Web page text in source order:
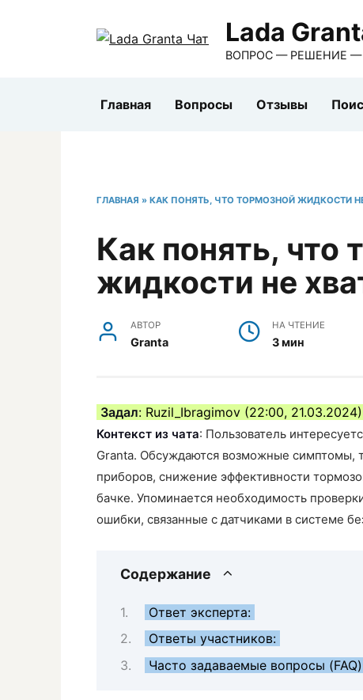
Lada
ВОПРОС — РЕШЕНИЕ —
Главная Вопросы Отзывы
ГЛАВНАЯ » КАК ПОНЯТЬ, ЧТО ТОРМОЗНОЙ ЖИДКОСТИ НЕ
Как понять, что
жидкости не
АВТОР
Granta
НА ЧТЕНИЕ
3 мин
Задал: Ruzil_Ibragimov (22:00, 21.03.2024)
Контекст из чата: Пользователь
Granta. Обсуждаются возможные симптомы,
приборов, снижение эффективности
бачке. Упоминается необходимость
ошибки, связанные с датчиками в системе
Содержание
Ответ эксперта:
Ответы участников:
Часто задаваемые вопросы